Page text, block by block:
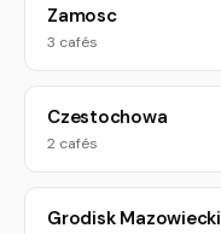
Zamosc
3 cafés
Czestochowa
2 cafés
Grodisk Mazowiecki